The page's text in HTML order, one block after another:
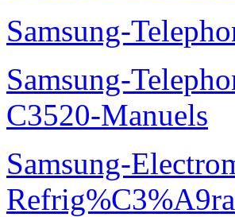
Samsung-
Samsung-
C3520-Manuels
Samsung-